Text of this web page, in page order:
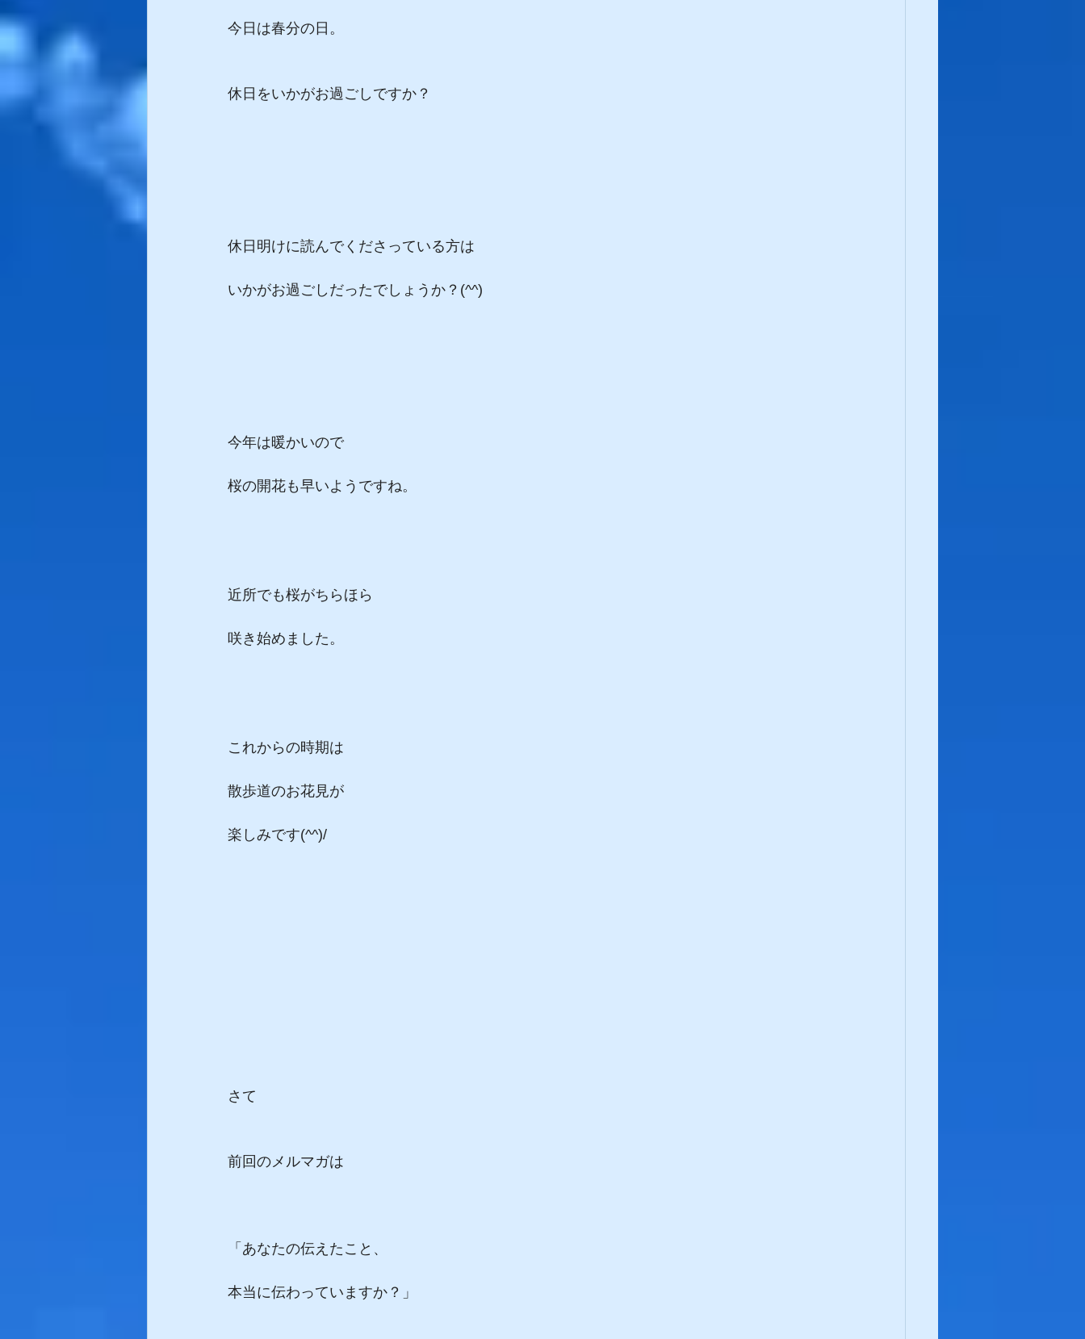
今日は春分の日。
休日をいかがお過ごしですか？
休日明けに読んでくださっている方は
いかがお過ごしだったでしょうか？(^^)
今年は暖かいので
桜の開花も早いようですね。
近所でも桜がちらほら
咲き始めました。
これからの時期は
散歩道のお花見が
楽しみです(^^)/
さて
前回のメルマガは
「あなたの伝えたこと、
本当に伝わっていますか？」